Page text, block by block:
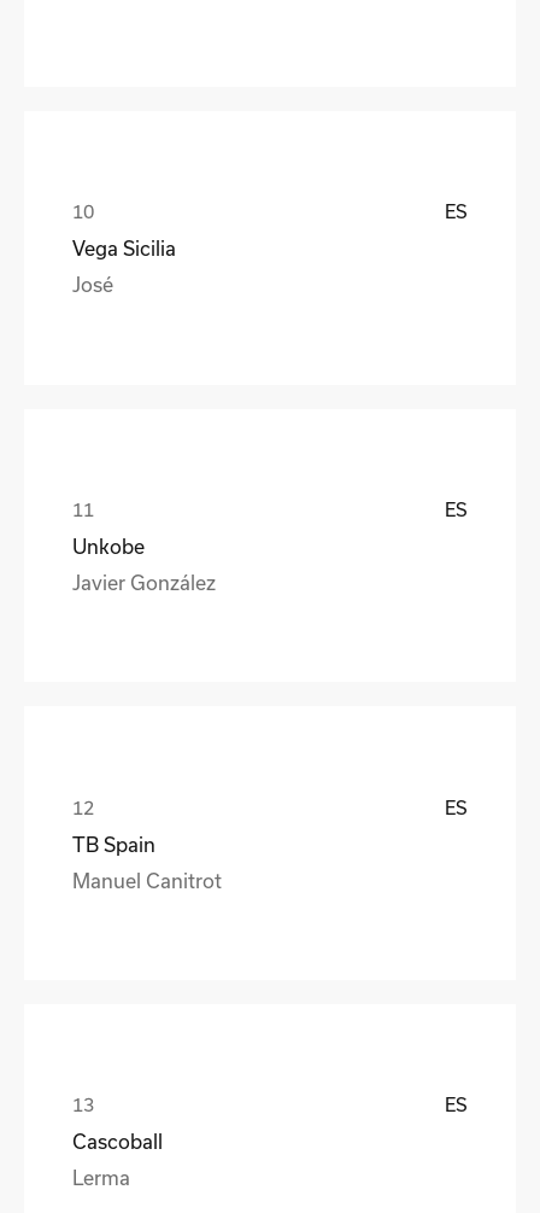
ES
Vega Sicilia
José
ES
Unkobe
Javier González
ES
TB Spain
Manuel Canitrot
ES
Cascoball
Lerma